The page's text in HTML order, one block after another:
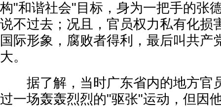
构"和谐社会"目标，身为一把手的张
说不过去；况且，官员权力私有化损
国际形象，腐败者得利，最后叫共产
大。
据了解，当时广东省内的地方官
过一场轰轰烈烈的"驱张"运动，但因